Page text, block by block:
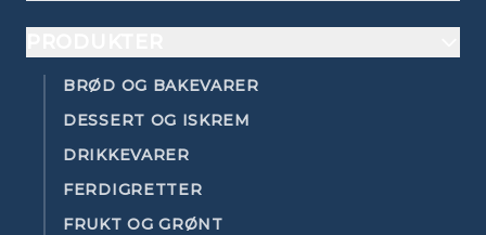
BRØD OG BAKEVARER
DESSERT OG ISKREM
DRIKKEVARER
FERDIGRETTER
FRUKT OG GRØNT